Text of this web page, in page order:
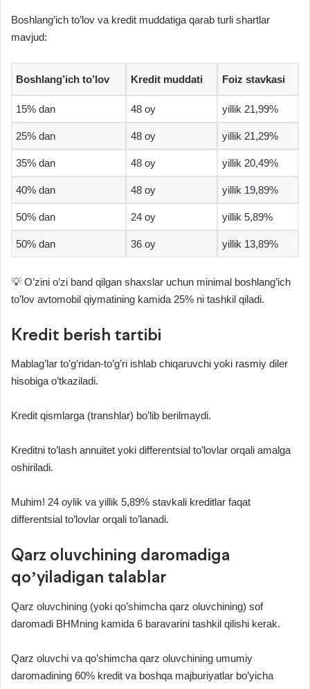
Boshlang’ich to’lov va kredit muddatiga qarab turli shartlar
mavjud:
Boshlang’ich to’lov Kredit muddati Foiz stavkasi
15% dan 48 oy yillik 21,99%
25% dan 48 oy yillik 21,29%
35% dan 48 oy yillik 20,49%
40% dan 48 oy yillik 19,89%
50% dan 24 oy yillik 5,89%
50% dan 36 oy yillik 13,89%
💡 O’zini o’zi band qilgan shaxslar uchun minimal boshlang’ich
to’lov avtomobil qiymatining kamida 25% ni tashkil qiladi.
Kredit berish tartibi
Mablag’lar to’g’ridan-to’g’ri ishlab chiqaruvchi yoki rasmiy diler
hisobiga o’tkaziladi.
Kredit qismlarga (transhlar) bo’lib berilmaydi.
Kreditni to’lash annuitet yoki differentsial to’lovlar orqali amalga
oshiriladi.
Muhim! 24 oylik va yillik 5,89% stavkali kreditlar faqat
differentsial to’lovlar orqali to’lanadi.
Qarz oluvchining daromadiga
qo’yiladigan talablar
Qarz oluvchining (yoki qo’shimcha qarz oluvchining) sof
daromadi BHMning kamida 6 baravarini tashkil qilishi kerak.
Qarz oluvchi va qo’shimcha qarz oluvchining umumiy
daromadining 60% kredit va boshqa majburiyatlar bo’yicha